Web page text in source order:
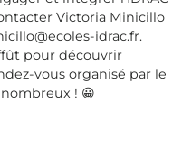
Victoria Minicillo
idrac.fr.
pour découvrir
vous organisé par le
! 😀